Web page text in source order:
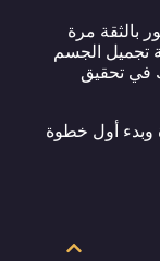
بالثقة مرة
تجميل الجسم
في تحقيق
وبدء أول خطوة